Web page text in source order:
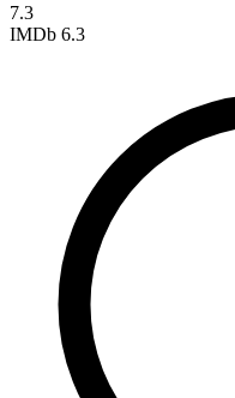
7.3
IMDb 6.3